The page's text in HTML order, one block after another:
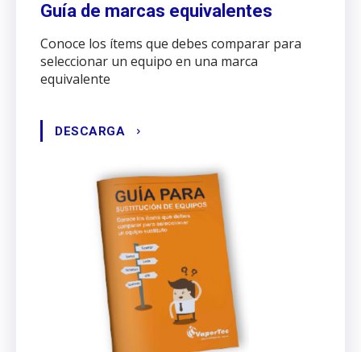
Guía de marcas equivalentes
Conoce los ítems que debes comparar para
seleccionar un equipo en una marca
equivalente
DESCARGA